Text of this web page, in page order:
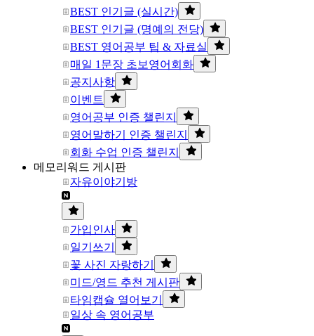
BEST 인기글 (실시간)
BEST 인기글 (명예의 전당)
BEST 영어공부 팁 & 자료실
매일 1문장 초보영어회화
공지사항
이벤트
영어공부 인증 챌린지
영어말하기 인증 챌린지
회화 수업 인증 챌린지
메모리워드 게시판
자유이야기방
가입인사
일기쓰기
꽃 사진 자랑하기
미드/영드 추천 게시판
타임캡슐 열어보기
일상 속 영어공부